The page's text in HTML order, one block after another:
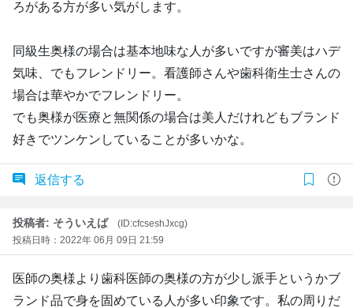
ろがある方が多い気がします。
同級生奥様の場合は基本地味な人が多いですが審美はハデ
気味、でもフレンドリー。看護師さんや歯科衛生士さんの
場合は華やかでフレンドリー。
でも奥様が医療と無関係の場合は美人だけれどもブランド
好きでツンケンしていることが多いかな。
返信する
投稿者: そういえば
(ID:cfcseshJxcg)
投稿日時：2022年 06月 09日 21:59
医師の奥様より歯科医師の奥様の方が少し派手というかブ
ランド品で身を固めている人が多い印象です。私の周りだ